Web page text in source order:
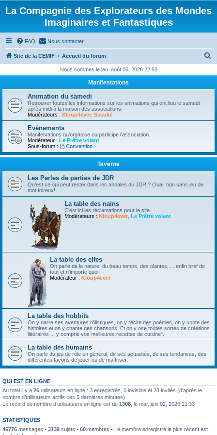
La Compagnie des Explorateurs des Mondes
Imaginaires et Fantastiques
FAQ Nous contacter
Site de la CEMIF Accueil du forum
h
Nous sommes le jeu. août 06, 2026 22:53
Manifestations
Animation du samedi
Retrouver toutes les informations sur les animations qui ont lieu le samedi
après midi à la maison des associations.
Modérateurs : Kloup4ever Sasuké
Evènements
Manifestations qu'organise ou participe l'association.
Modérateur : Le Prêtre volant
Sous-forum :
Convention
Taverne
Les Perles de parties de JDR
Qu'est ce qui peut rester dans les annales du JDR ? Ouai, bon sans jeu de
mot foireux!
La table des nains
C'est ici les réclamations pour le site.
Modérateurs : Kloup4ever Le Prêtre volant
La table des elfes
On parle de la nature, du beau temps, des plantes,.... enfin bref de
tout et n'importe quoi!
Modérateur : Kloup4ever
La table des hobbits
On y narre ses aventures rôlistiques, on y récite des poèmes, on y conte des
histoires et on y chante des chansons. Et on y ose toutes sortes de créations
littéraires ... y compris vos meilleures recettes de cuisine".
La table des humains
On parle du jeu de rôle en général, de ses actualités, de ses tendances, des
différentes façons de jouer ou de maîtriser.
QUI EST EN LIGNE
Au total il y a 26 utilisateurs en ligne : 3 enregistrés, 0 invisible et 23 invités (d’après le
nombre d’utilisateurs actifs ces 5 dernières minutes)
Le record du nombre d’utilisateurs en ligne est de 1308 , le mar. juin 02, 2026 21:33
STATISTIQUES
46776 messages • 3139 sujets • 60 membres • Le membre enregistré le plus récent est